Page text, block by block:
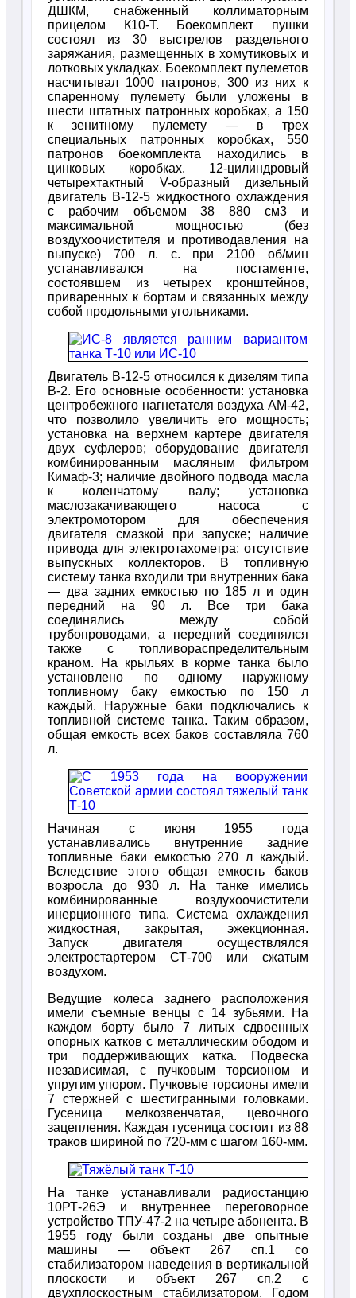
ДШКМ, снабженный коллиматорным
прицелом К10-Т. Боекомплект пушки
состоял из 30 выстрелов раздельного
заряжания, размещенных в хомутиковых и
лотковых укладках. Боекомплект пулеметов
насчитывал 1000 патронов, 300 из них к
спаренному пулемету были уложены в
шести штатных патронных коробках, а 150
к зенитному пулемету — в трех
специальных патронных коробках, 550
патронов боекомплекта находились в
цинковых коробках. 12-цилиндровый
четырехтактный V-образный дизельный
двигатель В-12-5 жидкостного охлаждения
с рабочим объемом 38 880 см3 и
максимальной мощностью (без
воздухоочистителя и противодавления на
выпуске) 700 л. с. при 2100 об/мин
устанавливался на постаменте,
состоявшем из четырех кронштейнов,
приваренных к бортам и связанных между
собой продольными угольниками.
Двигатель В-12-5 относился к дизелям типа
В-2. Его основные особенности: установка
центробежного нагнетателя воздуха АМ-42,
что позволило увеличить его мощность;
установка на верхнем картере двигателя
двух суфлеров; оборудование двигателя
комбинированным масляным фильтром
Кимаф-3; наличие двойного подвода масла
к коленчатому валу; установка
маслозакачивающего насоса с
электромотором для обеспечения
двигателя смазкой при запуске; наличие
привода для электротахометра; отсутствие
выпускных коллекторов. В топливную
систему танка входили три внутренних бака
— два задних емкостью по 185 л и один
передний на 90 л. Все три бака
соединялись между собой
трубопроводами, а передний соединялся
также с топливораспределительным
краном. На крыльях в корме танка было
установлено по одному наружному
топливному баку емкостью по 150 л
каждый. Наружные баки подключались к
топливной системе танка. Таким образом,
общая емкость всех баков составляла 760
л.
Начиная с июня 1955 года
устанавливались внутренние задние
топливные баки емкостью 270 л каждый.
Вследствие этого общая емкость баков
возросла до 930 л. На танке имелись
комбинированные воздухоочистители
инерционного типа. Система охлаждения
жидкостная, закрытая, эжекционная.
Запуск двигателя осуществлялся
электростартером СТ-700 или сжатым
воздухом.
Ведущие колеса заднего расположения
имели съемные венцы с 14 зубьями. На
каждом борту было 7 литых сдвоенных
опорных катков с металлическим ободом и
три поддерживающих катка. Подвеска
независимая, с пучковым торсионом и
упругим упором. Пучковые торсионы имели
7 стержней с шестигранными головками.
Гусеница мелкозвенчатая, цевочного
зацепления. Каждая гусеница состоит из 88
траков шириной по 720-мм с шагом 160-мм.
На танке устанавливали радиостанцию
10РТ-26Э и внутреннее переговорное
устройство ТПУ-47-2 на четыре абонента. В
1955 году были созданы две опытные
машины — объект 267 сп.1 со
стабилизатором наведения в вертикальной
плоскости и объект 267 сп.2 с
двухплоскостным стабилизатором. Годом